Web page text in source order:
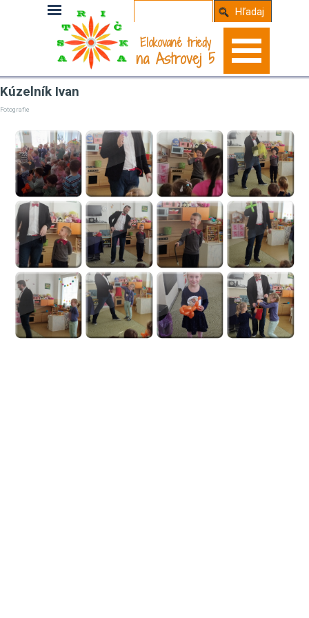
Elokované triedy
na Astrovej 5
Hľadaj
Kúzelník Ivan
Fotografie